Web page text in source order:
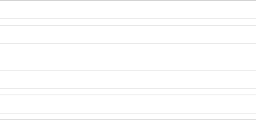
不同方向又适合不同人群学习。那么北大青鸟的课程开设针
龄偏大的人群开设学士后java课程、学士后课程、大数据课
程师是按学期收取，没学费大概8000-9000，而大学生和年龄
含金量不高。
北大青鸟aptech认证，也包括国内知名度较高的osta认证。